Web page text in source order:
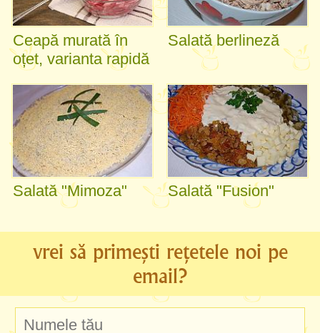
Ceapă murată în
oțet, varianta rapidă
Salată berlineză
Salată "Mimoza" Salată "Fusion"
vrei să primești rețetele noi pe
email?